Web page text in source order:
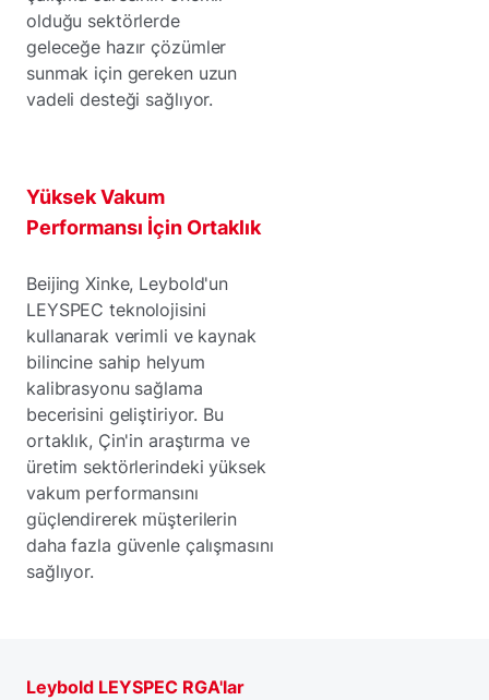
olduğu sektörlerde
geleceğe hazır çözümler
sunmak için gereken uzun
vadeli desteği sağlıyor.
Yüksek Vakum
Performansı İçin Ortaklık
Beijing Xinke, Leybold'un
LEYSPEC teknolojisini
kullanarak verimli ve kaynak
bilincine sahip helyum
kalibrasyonu sağlama
becerisini geliştiriyor. Bu
ortaklık, Çin'in araştırma ve
üretim sektörlerindeki yüksek
vakum performansını
güçlendirerek müşterilerin
daha fazla güvenle çalışmasını
sağlıyor.
Leybold LEYSPEC RGA'lar